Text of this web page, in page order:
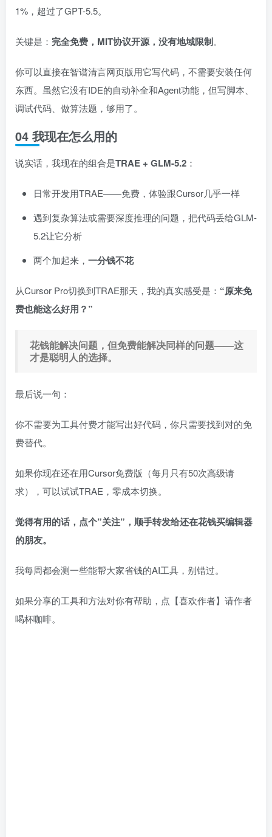
1%，超过了GPT-5.5。
关键是： 完全免费，MIT协议开源，没有地域限制。
你可以直接在智谱清言网页版用它写代码，不需要安装任何
东西。虽然它没有IDE的自动补全和Agent功能，但写脚本、
调试代码、做算法题，够用了。
04 我现在怎么用的
说实话，我现在的组合是TRAE + GLM-5.2 ：
日常开发用TRAE——免费，体验跟Cursor几乎一样
遇到复杂算法或需要深度推理的问题，把代码丢给GLM-
5.2让它分析
两个加起来， 一分钱不花
从Cursor Pro切换到TRAE那天，我的真实感受是： “原来免
费也能这么好用？”
花钱能解决问题，但免费能解决同样的问题——这
才是聪明人的选择。
最后说一句：
你不需要为工具付费才能写出好代码，你只需要找到对的免
费替代。
如果你现在还在用Cursor免费版（每月只有50次高级请
求），可以试试TRAE，零成本切换。
觉得有用的话，点个”关注”，顺手转发给还在花钱买编辑器
的朋友。
我每周都会测一些能帮大家省钱的AI工具，别错过。
如果分享的工具和方法对你有帮助，点【喜欢作者】请作者
喝杯咖啡。